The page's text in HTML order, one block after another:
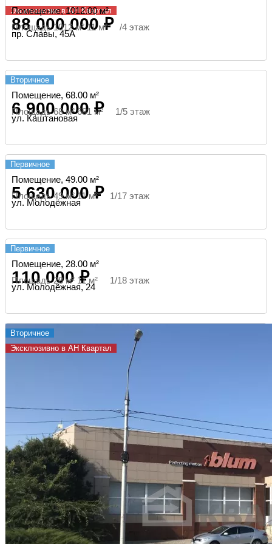
Эксклюзивно в АН Квартал
Помещение, 1012.00 м²
88 000 000 ₽
Площадь 1012 м² 11 м² /4 этаж
пр. Славы, 45А
Вторичное
Помещение, 68.00 м²
6 900 000 ₽
Площадь 68 м² 681 м² 1/5 этаж
ул. Каштановая
Первичное
Помещение, 49.00 м²
5 630 000 ₽
Площадь 49 м² 11 м² 1/17 этаж
ул. Молодёжная
Первичное
Помещение, 28.00 м²
110 000 ₽
Площадь 28 м² 11 м² 1/18 этаж
ул. Молодёжная, 24
Вторичное
Эксклюзивно в АН Квартал